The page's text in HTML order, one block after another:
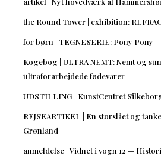
the Round Tower | exhibition:
for børn | TEGNESERIE: Pony Pony
Kogebog | ULTRA NEMT: Nemt og
ultraforarbejdede fødevarer
UDSTILLING | KunstCentret
REJSEARTIKEL | En storslået og
Grønland
anmeldelse | Vidnet i vogn 12 —